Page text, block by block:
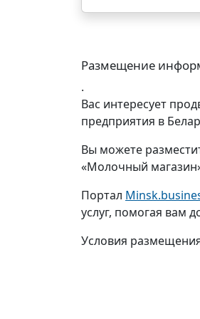
Размещение
.
Вас интересует
предприятия в
Вы можете
«Молочный
Портал
услуг, помогая вам
Условия